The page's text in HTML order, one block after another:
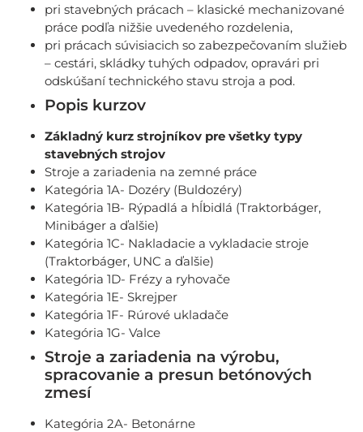
pri stavebných prácach – klasické mechanizované
práce podľa nižšie uvedeného rozdelenia,
pri prácach súvisiacich so zabezpečovaním služieb
– cestári, skládky tuhých odpadov, opravári pri
odskúšaní technického stavu stroja a pod.
Popis kurzov
Základný kurz strojníkov pre všetky typy
stavebných strojov
Stroje a zariadenia na zemné práce
Kategória 1A- Dozéry (Buldozéry)
Kategória 1B- Rýpadlá a hĺbidlá (Traktorbáger,
Minibáger a ďalšie)
Kategória 1C- Nakladacie a vykladacie stroje
(Traktorbáger, UNC a ďalšie)
Kategória 1D- Frézy a ryhovače
Kategória 1E- Skrejper
Kategória 1F- Rúrové ukladače
Kategória 1G- Valce
Stroje a zariadenia na výrobu,
spracovanie a presun betónových
zmesí
Kategória 2A- Betonárne